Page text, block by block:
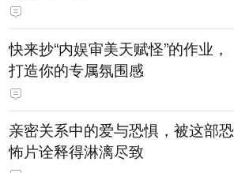
快来抄“内娱审美天赋怪”的作业，
打造你的专属氛围感
亲密关系中的爱与恐惧，被这部恐
怖片诠释得淋漓尽致